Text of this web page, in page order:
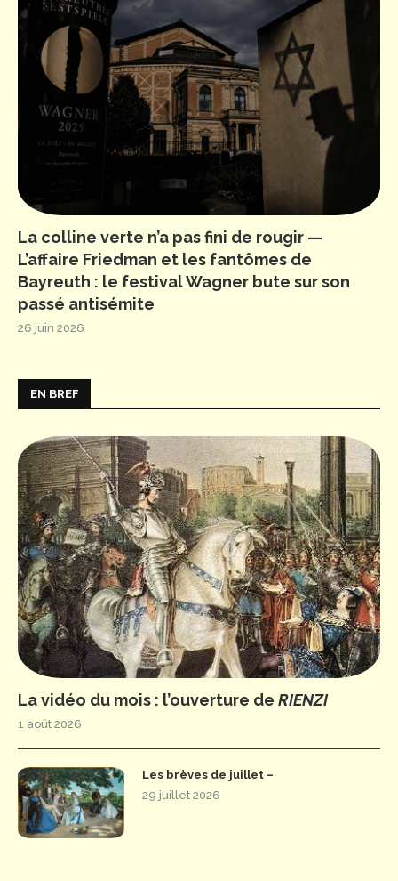
La colline verte n’a pas fini de rougir —
L’affaire Friedman et les fantômes de
Bayreuth : le festival Wagner bute sur son
passé antisémite
26 juin 2026
EN BREF
La vidéo du mois : l’ouverture de RIENZI
1 août 2026
Les brèves de juillet –
29 juillet 2026